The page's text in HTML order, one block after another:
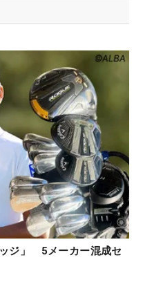
ジ」 5メーカー混成セ